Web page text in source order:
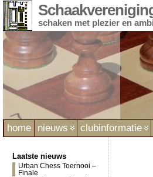
schaken met plezier en
home nieuws clubinformatie
Laatste nieuws
Urban Chess Toernooi –
Finale